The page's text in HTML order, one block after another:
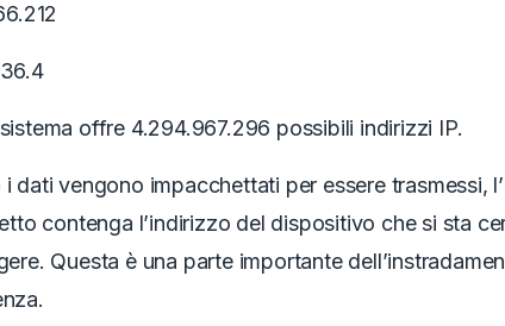
offre 4.294.967.296 possibili indirizzi IP.
i dati vengono impacchettati per essere trasmessi,
contenga l’indirizzo del dispositivo che si sta
Questa è una parte importante